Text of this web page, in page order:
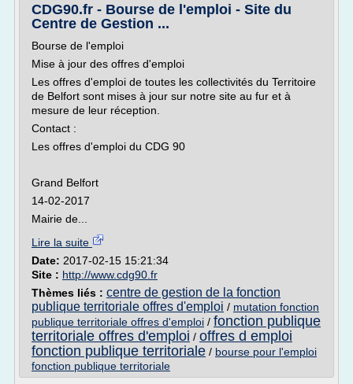
CDG90.fr - Bourse de l'emploi - Site du
Centre de Gestion ...
Bourse de l'emploi
Mise à jour des offres d'emploi
Les offres d'emploi de toutes les collectivités du Territoire
de Belfort sont mises à jour sur notre site au fur et à
mesure de leur réception.
Contact :
Les offres d'emploi du CDG 90
Grand Belfort
14-02-2017
Mairie de...
Lire la suite
Date: 2017-02-15 15:21:34
Site : http://www.cdg90.fr
Thèmes liés : centre de gestion de la fonction
publique territoriale offres d'emploi / mutation fonction
publique territoriale offres d'emploi / fonction publique
territoriale offres d'emploi / offres d emploi
fonction publique territoriale / bourse pour l'emploi
fonction publique territoriale